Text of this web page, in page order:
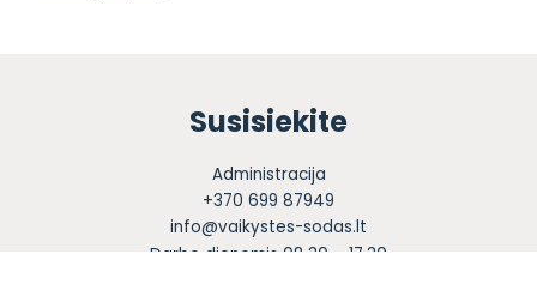
Susisiekite
Administracija
+370 699 87949
info@vaikystes-sodas.lt
Darbo dienomis 08.30 – 17.30